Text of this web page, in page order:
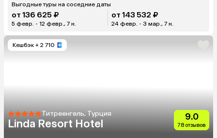
Выгодные туры на соседние даты
от 136 625 ₽
5 февр. - 12 февр., 7 н.
от 143 532 ₽
24 февр. - 3 мар., 7 н.
Кешбэк + 2 710
Титреенгель, Турция
Linda Resort Hotel
9.0
78 отзывов